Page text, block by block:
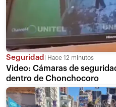
Seguridad Hace 12 minutos
Video: Cámaras de
dentro de Chonchocoro